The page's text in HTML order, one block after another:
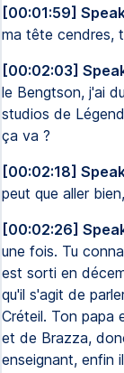
[00:01:59]
ma tête cendres,
[00:02:03]
le Bengtson, j'ai
studios de
ça va ?
[00:02:18]
peut que aller
[00:02:26]
une fois. Tu
est sorti en
qu'il s'agit de
Créteil. Ton papa
et de Brazza,
enseignant, enfin